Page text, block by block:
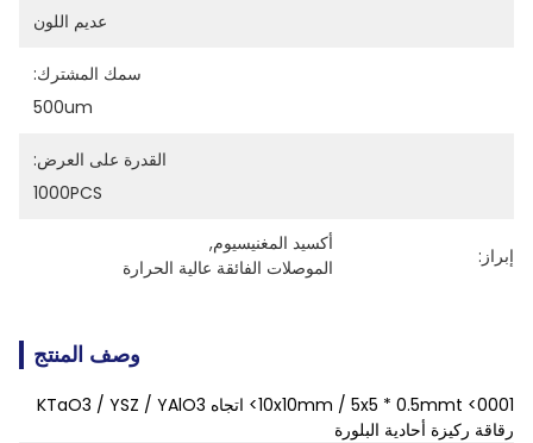
عديم اللون
سمك المشترك:
500um
القدرة على العرض:
1000PCS
إبراز:
أكسيد المغنيسيوم,
الموصلات الفائقة عالية الحرارة
وصف المنتج
10x10mm / 5x5 * 0.5mmt <0001> اتجاه KTaO3 / YSZ / YAlO3
رقاقة ركيزة أحادية البلورة